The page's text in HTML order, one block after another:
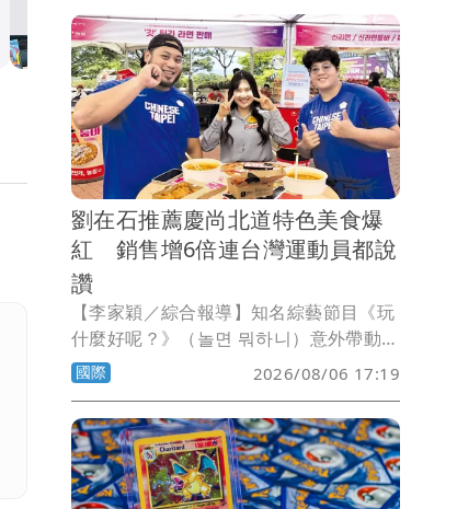
體育
想到近日一家餐廳擺放的「只有崔始源可
以停車」趣味拒馬，竟真的把本尊釣出現
身朝聖，逗趣互動笑翻大批網友。
劉在石推薦慶尚北道特色美食爆
紅 銷售增6倍連台灣運動員都說
讚
【李家穎／綜合報導】知名綜藝節目《玩
什麼好呢？》（놀면 뭐하니）意外帶動地
方美食熱潮！慶尚北道龜尾市（Gumi）
招牌特色美食「現炸拉麵（갓 튀긴 라
면）」在節目播出後人氣暴衝，不僅
YouTube相關影片累積突破560萬次觀
看，泡麵銷量更比節目前暴增超過6倍，
成為近期最夯的打卡美食。
國際 2026/08/06 17:19